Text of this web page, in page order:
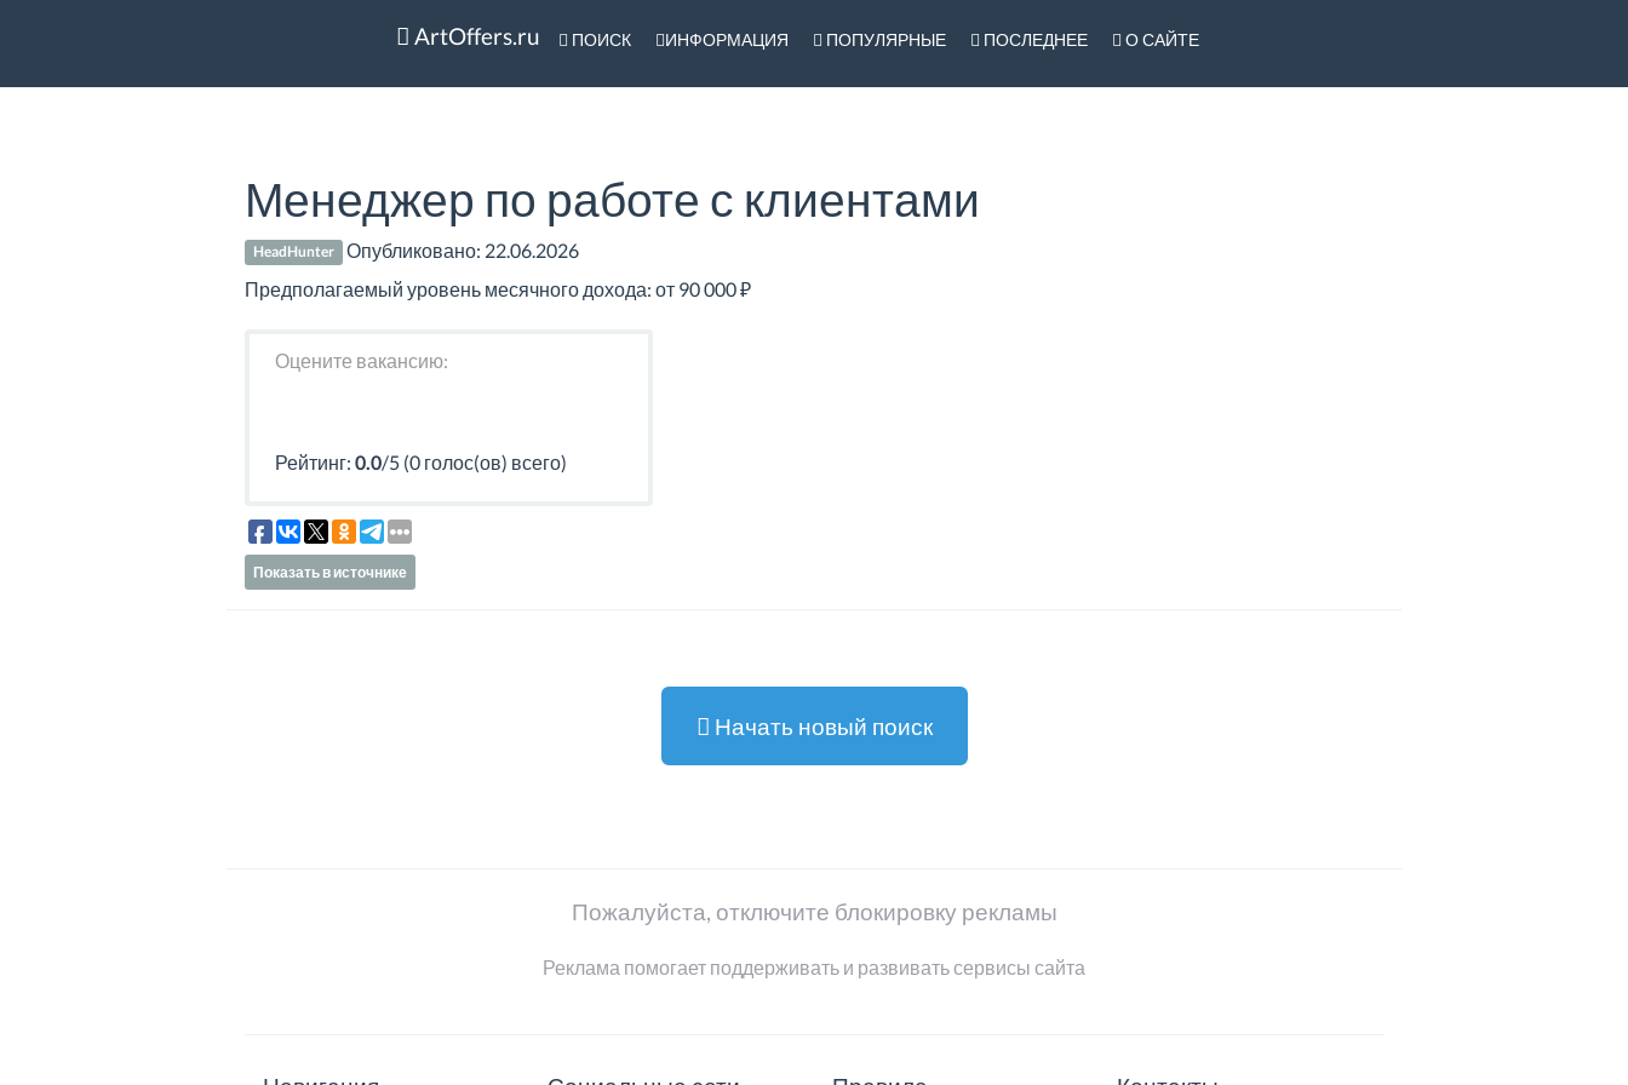
ArtOffers.ru ПОИСК ИНФОРМАЦИЯ ПОПУЛЯРНЫЕ ПОСЛЕДНЕЕ О САЙТЕ
Менеджер по работе с клиентами
HeadHunter Опубликовано: 22.06.2026
Предполагаемый уровень месячного дохода: от 90 000 ₽
Оцените вакансию:
Рейтинг: 0.0/5 (0 голос(ов) всего)
Показать в источнике
Начать новый поиск
Пожалуйста, отключите блокировку рекламы
Реклама помогает поддерживать и развивать сервисы сайта